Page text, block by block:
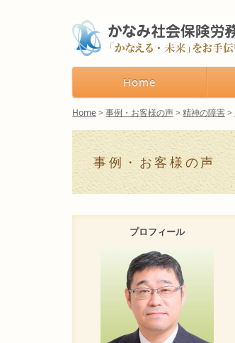
Home
Home > 事例・お客様の声> 精神の障害>
事例・お客様の声
プロフィール